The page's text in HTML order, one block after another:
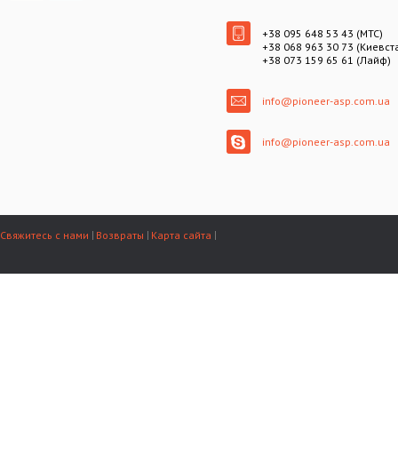
+38 095 648 53 43 (МТС)
+38 068 963 30 73
+38 073 159 65 61 (Лайф)
info@pioneer-asp.com.ua
info@pioneer-asp.com.ua
Свяжитесь с нами Возвраты Карта сайта